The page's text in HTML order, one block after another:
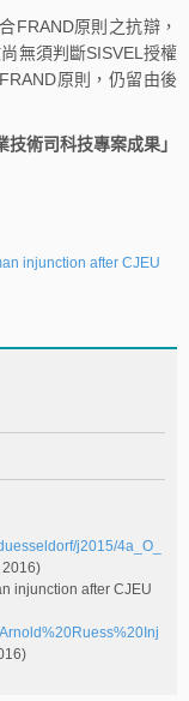
原則之抗辯，
無須判斷SISVEL授權
原則，仍留由後
術司科技專案成果」
injunction after CJEU
j2015/4a_O_
2016)
injunction after CJEU